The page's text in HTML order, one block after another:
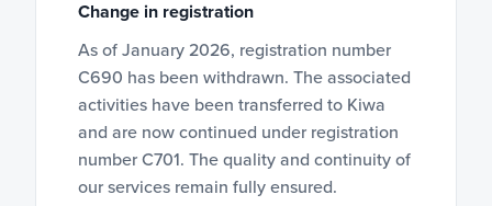
Change in registration
As of January 2026, registration number
C690 has been withdrawn. The associated
activities have been transferred to Kiwa
and are now continued under registration
number C701. The quality and continuity of
our services remain fully ensured.